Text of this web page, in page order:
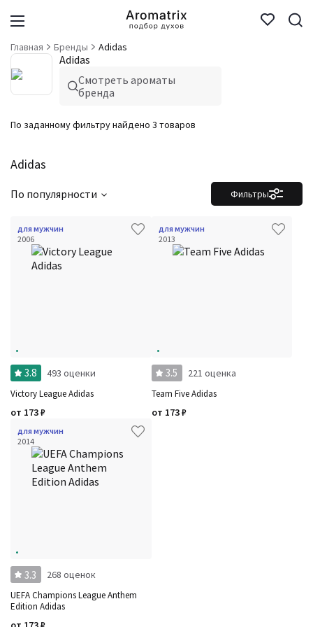
Главная Бренды Adidas
Adidas
Смотреть ароматы
бренда
Adidas
По заданному фильтру найдено 3 товаров
Фильтры
По популярности
Сбросить
Ароматы за последние годы
для мужчин
2006
3.8 493 оценки
Victory League Adidas
от 173₽
для мужчин
2013
3.5 221 оценка
Team Five Adidas
от 173₽
для мужчин
2014
3.3 268 оценок
UEFA Champions League Anthem
Edition Adidas